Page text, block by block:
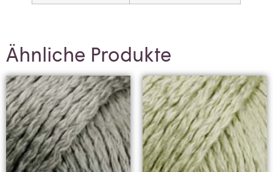
Ähnliche Produkte